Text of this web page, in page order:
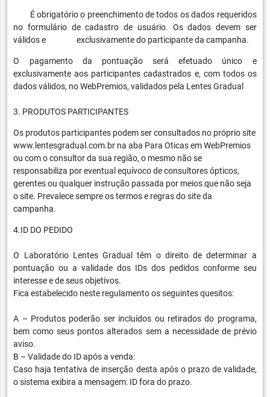
É obrigatório o preenchimento de todos os dados requeridos
no formulário de cadastro de usuário. Os dados devem ser
válidos e exclusivamente do participante da campanha.
O pagamento da pontuação será efetuado único e
exclusivamente aos participantes cadastrados e, com todos os
dados válidos, no WebPremios, validados pela Lentes Gradual
3. PRODUTOS PARTICIPANTES
Os produtos participantes podem ser consultados no próprio site
www.lentesgradual.com.br na aba Para Oticas em WebPremios
ou com o consultor da sua região, o mesmo não se
responsabiliza por eventual equívoco de consultores ópticos,
gerentes ou qualquer instrução passada por meios que não seja
o site. Prevalece sempre os termos e regras do site da
campanha.
4.ID DO PEDIDO
O Laboratório Lentes Gradual têm o direito de determinar a
pontuação ou a validade dos IDs dos pedidos conforme seu
interesse e de seus objetivos.
Fica estabelecido neste regulamento os seguintes quesitos:
A – Produtos poderão ser incluídos ou retirados do programa,
bem como seus pontos alterados sem a necessidade de prévio
aviso.
B – Validade do ID após a venda:
Caso haja tentativa de inserção desta após o prazo de validade,
o sistema exibira a mensagem: ID fora do prazo.